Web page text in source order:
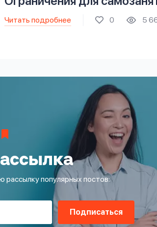
Читать подробнее 0 5
популярных постов:
Подписаться